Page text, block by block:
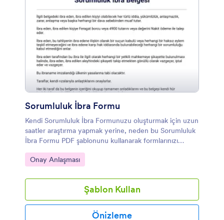
Sorumluluk İbra Formu
Kendi Sorumluluk İbra Formunuzu oluşturmak için uzun
saatler araştırma yapmak yerine, neden bu Sorumluluk
İbra Formu PDF şablonunu kullanarak formlarınızı
oluşturmuyorsunuz? Bu PDF şablonunu Jotform
hesabınıza indirin ve anında kullanmaya başlayın!
Kategoriye git:
Onay Anlaşması
Şablon Kullan
Önizleme